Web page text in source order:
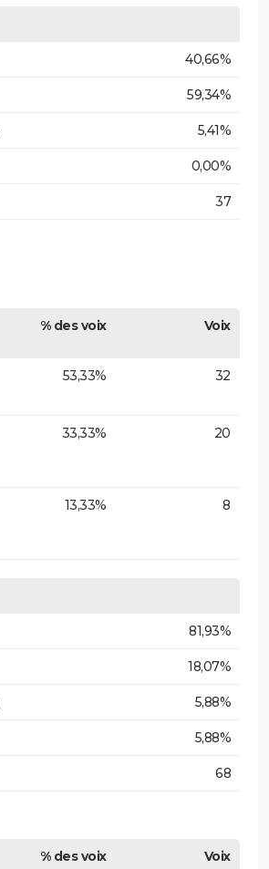
40,66%
59,34%
5,41%
0,00%
37
% des voix Voix
53,33% 32
33,33% 20
13,33% 8
81,93%
18,07%
5,88%
5,88%
68
% des voix Voix